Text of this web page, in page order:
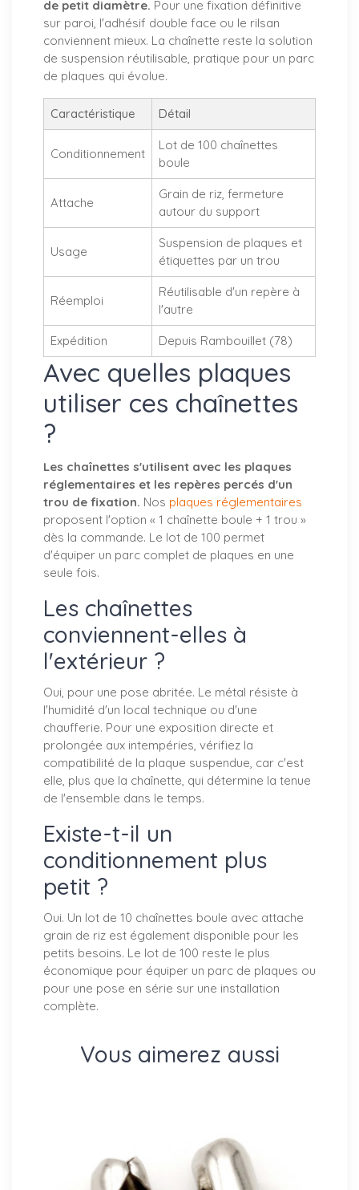
de petit diamètre. Pour une fixation définitive
sur paroi, l'adhésif double face ou le rilsan
conviennent mieux. La chaînette reste la solution
de suspension réutilisable, pratique pour un parc
de plaques qui évolue.
Caractéristique Détail
Conditionnement
Lot de 100 chaînettes
boule
Attache
Grain de riz, fermeture
autour du support
Usage
Suspension de plaques et
étiquettes par un trou
Réemploi
Réutilisable d'un repère à
l'autre
Expédition Depuis Rambouillet (78)
Avec quelles plaques
utiliser ces chaînettes
?
Les chaînettes s'utilisent avec les plaques
réglementaires et les repères percés d'un
trou de fixation. Nos plaques réglementaires
proposent l'option « 1 chaînette boule + 1 trou »
dès la commande. Le lot de 100 permet
d'équiper un parc complet de plaques en une
seule fois.
Les chaînettes
conviennent-elles à
l'extérieur ?
Oui, pour une pose abritée. Le métal résiste à
l'humidité d'un local technique ou d'une
chaufferie. Pour une exposition directe et
prolongée aux intempéries, vérifiez la
compatibilité de la plaque suspendue, car c'est
elle, plus que la chaînette, qui détermine la tenue
de l'ensemble dans le temps.
Existe-t-il un
conditionnement plus
petit ?
Oui. Un lot de 10 chaînettes boule avec attache
grain de riz est également disponible pour les
petits besoins. Le lot de 100 reste le plus
économique pour équiper un parc de plaques ou
pour une pose en série sur une installation
complète.
Vous aimerez aussi